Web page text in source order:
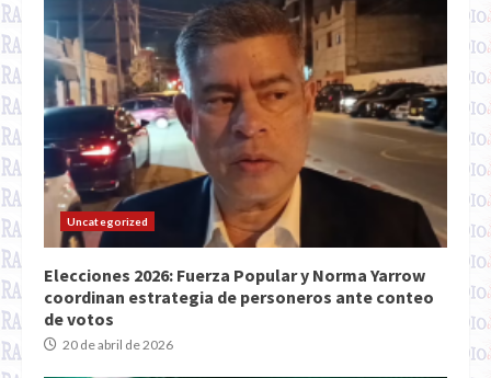
Uncategorized
Elecciones 2026: Fuerza Popular y Norma Yarrow
coordinan estrategia de personeros ante conteo
de votos
20 de abril de 2026